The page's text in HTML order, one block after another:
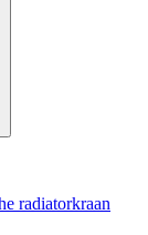
radiatorkraan